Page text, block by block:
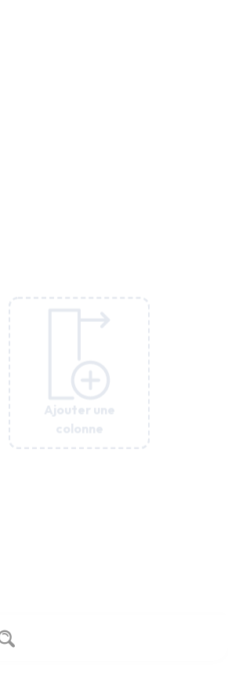
Ajouter une
colonne
Ajouter une
colonne
Ajouter une
colonne
Ajouter une
colonne
Ajouter une
colonne